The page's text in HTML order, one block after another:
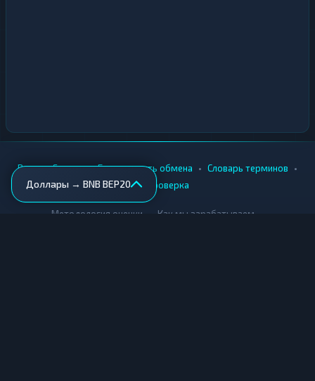
Доллары → BNB BEP20
Вики • Города • Безопасность обмена • Словарь терминов •
AML-проверка
Методология оценки Как мы зарабатываем